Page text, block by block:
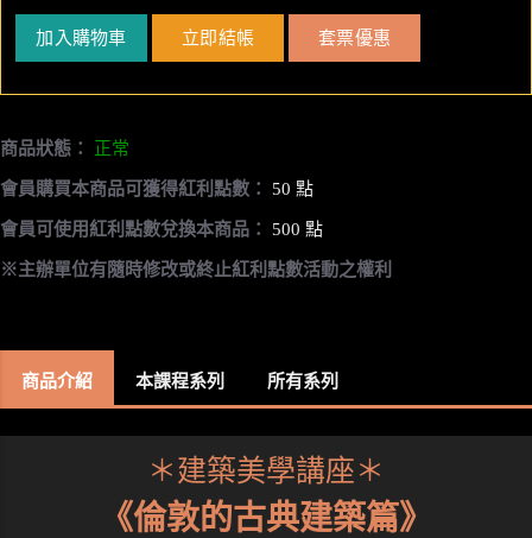
加入購物車 立即結帳 套票優惠
商品狀態： 正常
會員購買本商品可獲得紅利點數： 50 點
會員可使用紅利點數兌換本商品： 500 點
※主辦單位有隨時修改或終止紅利點數活動之權利
商品介紹 本課程系列 所有系列
＊建築美學講座＊
《倫敦的古典建築篇》